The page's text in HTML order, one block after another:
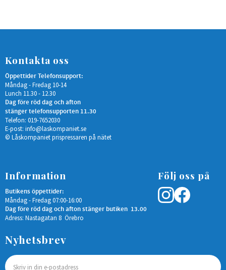
Kontakta oss
Öppettider Telefonsupport:
Måndag - Fredag 10-14
Lunch 11.30 - 12.30
Dag före röd dag och afton
stänger telefonsupporten 11.30
Telefon: 019-7652030
E-post: info@laskompaniet.se
© Låskompaniet prispressaren på nätet
Information
Butikens öppettider:
Måndag - Fredag 07:00-16:00
Dag före röd dag och afton stänger butiken 13.00
Adress: Nastagatan 8 Örebro
Följ oss på
Nyhetsbrev